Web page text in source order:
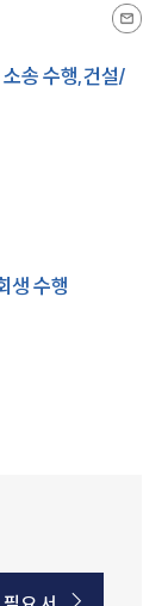
송 수행,건설/
생 수행